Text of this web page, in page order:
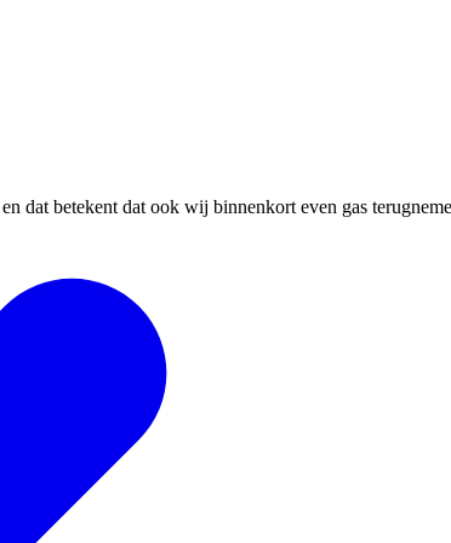
dat betekent dat ook wij binnenkort even gas